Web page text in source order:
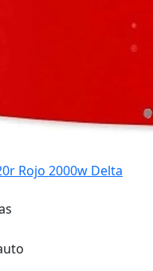
Rojo 2000w Delta